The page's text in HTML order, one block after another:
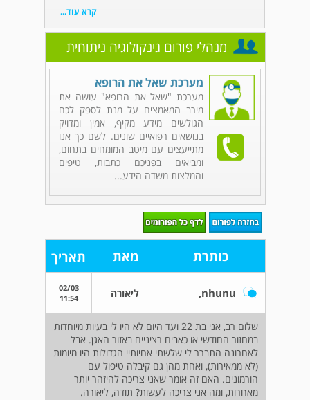
קרא עוד...
מנהלי פורום גינקולוגיה ניתוחית
מערכת שאל את הרופא
מערכת "שאל את הרופא" עושה את
מירב המאמצים על מנת לספק לכם
הגולשים מידע מקיף, אמין ומדויק
בנושאים רפואיים שונים. לשם כך אנו
מתייעצים עם מיטב המומחים בתחום,
ומביאים בפניכם כתבות, טיפים
והמלצות משדה הידע...
כותרת מאת תאריך
nhunu, ליאורה
02/03
11:54
שלום רב, אני בת 22 ועד היום לא היו לי בעיות מיוחדות
במחזור החודשי או כאבים רציניים באזור האגן. אבל
לאחרונה התברר לי שלשתי אחיותיי הגדולות היו מיומות
(לא ממאירות), ואחת מהן גם קיבלה טיפול עם
הורמונים. האם זה אומר שאני צריכה להיזהר יותר
מאחרות, ומה אני צריכה לעשות? תודה, ליאורה.